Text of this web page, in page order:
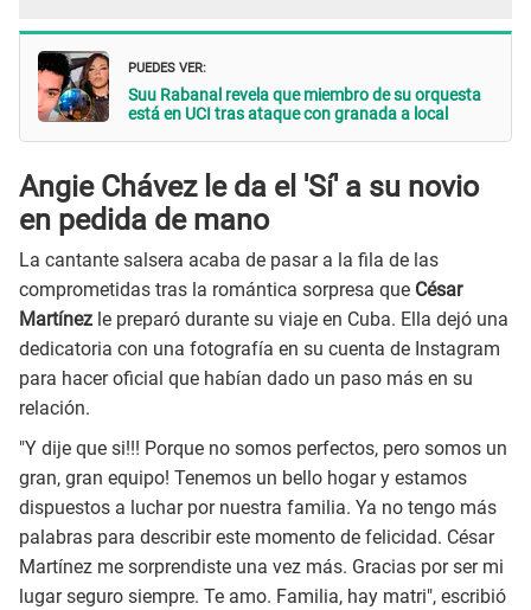
PUEDES VER:
Suu Rabanal revela que miembro de su orquesta
está en UCI tras ataque con granada a local
Angie Chávez le da el 'Sí' a su novio
en pedida de mano
La cantante salsera acaba de pasar a la fila de las
comprometidas tras la romántica sorpresa que César
Martínez le preparó durante su viaje en Cuba. Ella dejó una
dedicatoria con una fotografía en su cuenta de Instagram
para hacer oficial que habían dado un paso más en su
relación.
"Y dije que si!!! Porque no somos perfectos, pero somos un
gran, gran equipo! Tenemos un bello hogar y estamos
dispuestos a luchar por nuestra familia. Ya no tengo más
palabras para describir este momento de felicidad. César
Martínez me sorprendiste una vez más. Gracias por ser mi
lugar seguro siempre. Te amo. Familia, hay matri", escribió